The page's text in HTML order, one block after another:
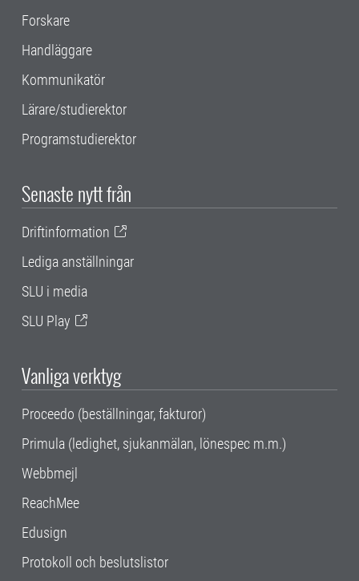
Forskare
Handläggare
Kommunikatör
Lärare/studierektor
Programstudierektor
Senaste nytt från
Driftinformation
Lediga anställningar
SLU i media
SLU Play
Vanliga verktyg
Proceedo (beställningar, fakturor)
Primula (ledighet, sjukanmälan, lönespec m.m.)
Webbmejl
ReachMee
Edusign
Protokoll och beslutslistor